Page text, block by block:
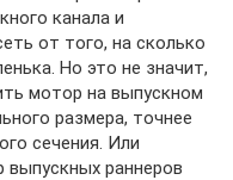
канала и
от того, на сколько
Но это не значит,
мотор на выпускном
размера, точнее
сечения. Или
раннеров